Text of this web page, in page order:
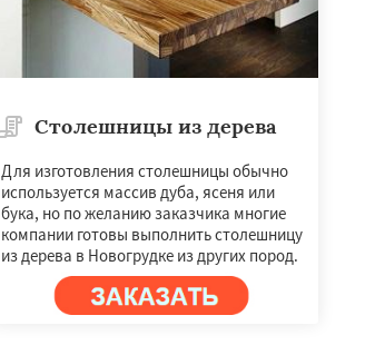
Столешницы из дерева
Для изготовления столешницы обычно
используется массив дуба, ясеня или
бука, но по желанию заказчика многие
компании готовы выполнить столешницу
из дерева в Новогрудке из других пород.